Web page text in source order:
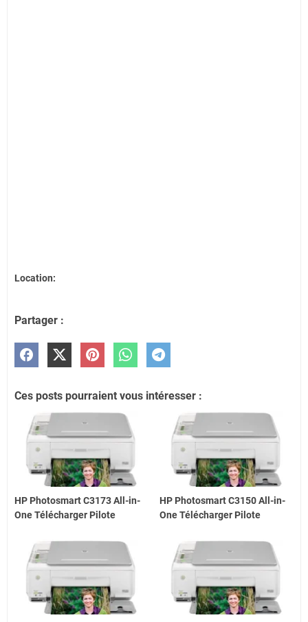
Location:
Partager :
Ces posts pourraient vous intéresser :
HP Photosmart C3173 All-in-
One Télécharger Pilote
HP Photosmart C3150 All-in-
One Télécharger Pilote